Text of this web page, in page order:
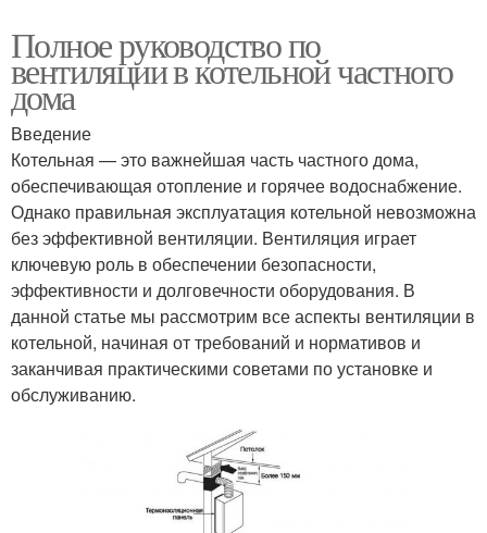
Полное руководство по
вентиляции в котельной частного
дома
Введение
Котельная — это важнейшая часть частного дома,
обеспечивающая отопление и горячее водоснабжение.
Однако правильная эксплуатация котельной невозможна
без эффективной вентиляции. Вентиляция играет
ключевую роль в обеспечении безопасности,
эффективности и долговечности оборудования. В
данной статье мы рассмотрим все аспекты вентиляции в
котельной, начиная от требований и нормативов и
заканчивая практическими советами по установке и
обслуживанию.